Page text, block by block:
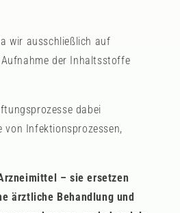
wir ausschließlich auf
der Inhaltsstoffe
dabei
von Infektionsprozessen,
– sie ersetzen
ärztliche Behandlung und